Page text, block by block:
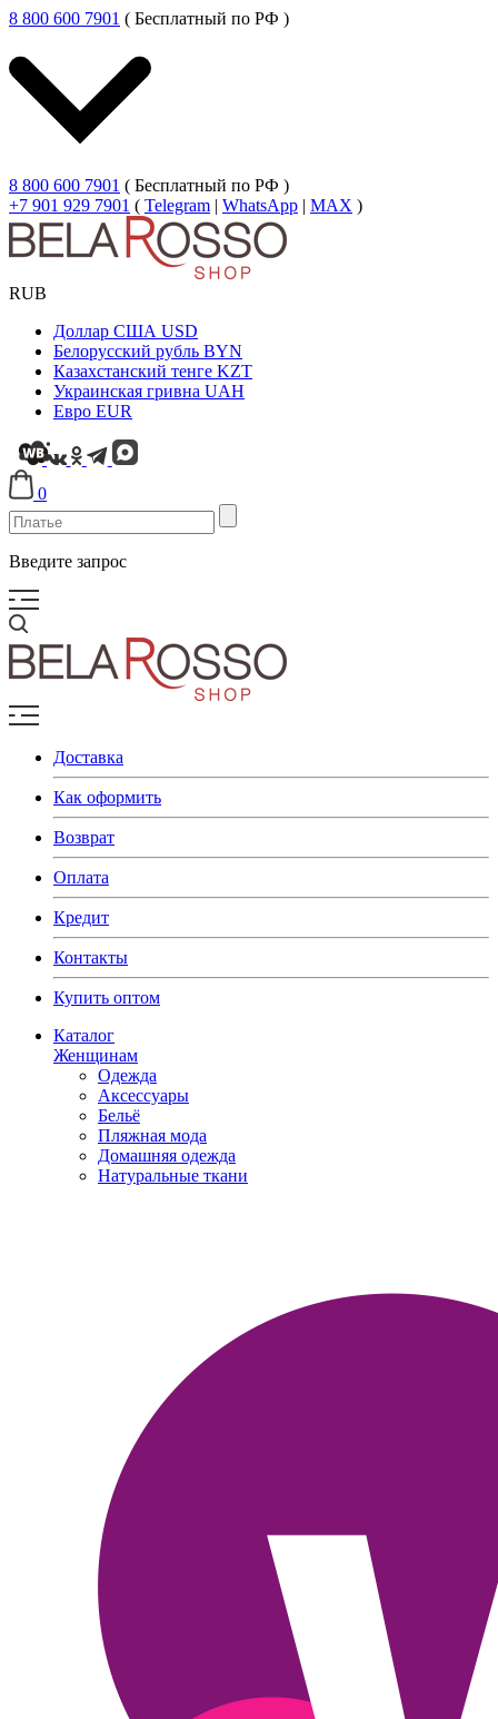
8 800 600 7901 ( Бесплатный по РФ )
8 800 600 7901 ( Бесплатный по РФ )
+7 901 929 7901 ( Telegram | WhatsApp | MAX )
RUB
Доллар США USD
Белорусский рубль BYN
Казахстанский тенге KZT
Украинская гривна UAH
Евро EUR
0
Введите запрос
Доставка
Как оформить
Возврат
Оплата
Кредит
Контакты
Купить оптом
Каталог
Женщинам
Одежда
Аксессуары
Бельё
Пляжная мода
Домашняя одежда
Натуральные ткани